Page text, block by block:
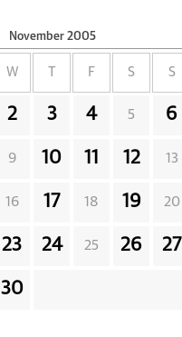
November 2005
W F S S
2 3 4 5 6
9 10 11 12 13
16 17 18 19 20
23 24 25 26 27
30